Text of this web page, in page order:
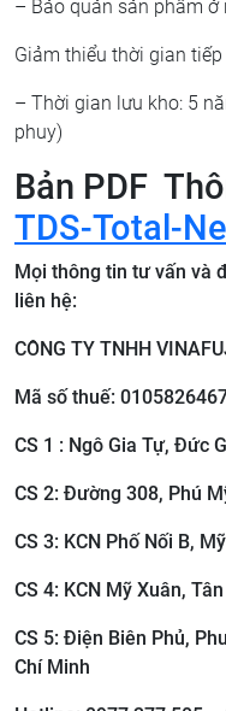
– Bảo quản sản phẩm
Giảm thiểu thời gian
– Thời gian lưu kho: 5
phuy)
Bản PDF
TDS-Total-
Mọi thông tin tư vấn và
liên hệ:
CÔNG TY TNHH
Mã số thuế:
CS 1 : Ngô Gia Tự, Đức
CS 2: ​Đường 308, Phú
CS 3: ​KCN Phố Nối B,
CS 4: KCN Mỹ Xuân,
CS 5: Điện Biên Phủ,
Chí Minh